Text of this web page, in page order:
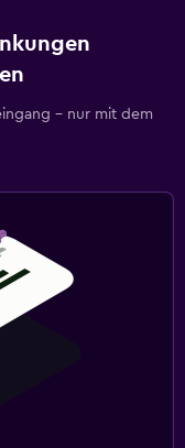
– nur mit dem